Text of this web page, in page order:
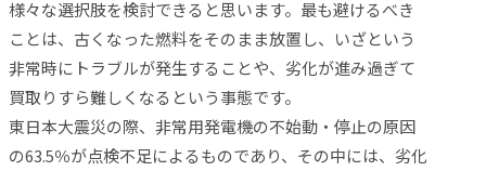
様々な選択肢を検討できると思います。最も避けるべき
ことは、古くなった燃料をそのまま放置し、いざという
非常時にトラブルが発生することや、劣化が進み過ぎて
買取りすら難しくなるという事態です。
東日本大震災の際、非常用発電機の不始動・停止の原因
の63.5％が点検不足によるものであり、その中には、劣化